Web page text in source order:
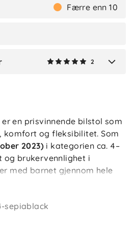
Færre enn 10
2
en prisvinnende bilstol som
komfort og fleksibilitet. Som
2023) i kategorien ca. 4–
og brukervennlighet i
med barnet gjennom hele
trinns høyde- og
holder hodet i trygg posisjon
sepiablack